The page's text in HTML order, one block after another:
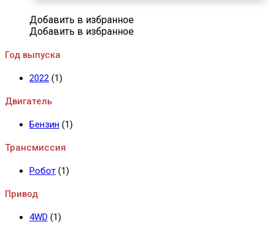
Добавить в избранное
Добавить в избранное
Год выпуска
2022 (1)
Двигатель
Бензин (1)
Трансмиссия
Робот (1)
Привод
4WD (1)